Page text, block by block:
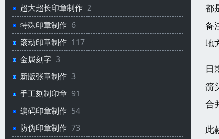
超大超长印章制作 2
特殊印章制作 6
滚动印章制作 117
金属刻字 3
新版张章制作 3
手工刻制印章 91
编码印章制作 54
防伪印章制作 73
都
备
地
日
箭
合
此